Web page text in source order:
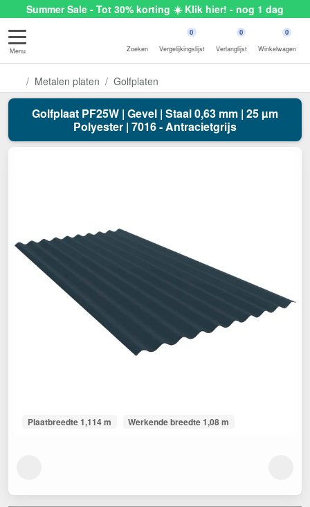
Summer Sale - Tot 30% korting ☀️ Klik hier! - nog 1 dag
Menu Zoeken
0
Vergelijkingslijst
0
Verlanglijst
0
Winkelwagen
Metalen platen Golfplaten
Golfplaat PF25W | Gevel | Staal 0,63 mm | 25 µm
Polyester | 7016 - Antracietgrijs
Plaatbreedte 1,114 m Werkende breedte 1,08 m